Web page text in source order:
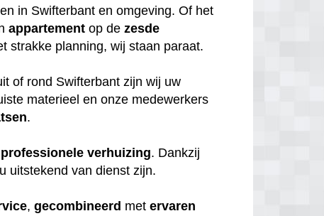
in Swifterbant en omgeving. Of het
appartement op dezesde
strakke planning, wij staan paraat.
of rond Swifterbant zijn wij uw
materieel en onze medewerkers
.
professionele verhuizing. Dankzij
uitstekend van dienst zijn.
,gecombineerd metervaren